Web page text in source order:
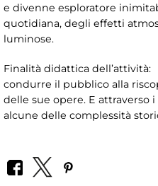
e divenne esploratore
quotidiana, degli effetti
luminose.
Finalità didattica dell’attività:
condurre il pubblico alla
delle sue opere. E attraverso
alcune delle complessità